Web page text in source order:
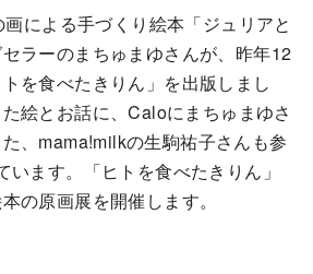
による手づくり絵本「ジュリアと
ラーのまちゅまゆさんが、昨年12
を食べたきりん」を出版しまし
絵とお話に、Caloにまちゅまゆさ
、mama!milkの生駒祐子さんも参
います。「ヒトを食べたきりん」
の原画展を開催します。